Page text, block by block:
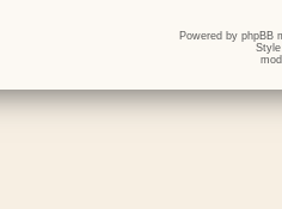
Powered by phpBB